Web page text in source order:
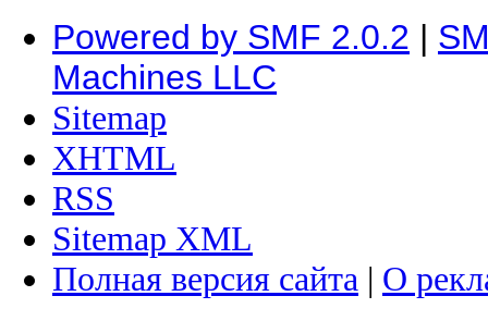
Powered by SMF 2.0.2 |
Machines LLC
Sitemap
XHTML
RSS
Sitemap XML
Полная версия сайта | О